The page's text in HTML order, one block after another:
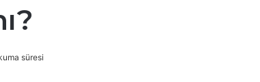
süresi